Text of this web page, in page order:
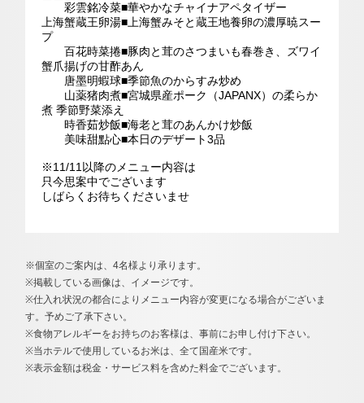
彩雲銘冷菜■華やかなチャイナアペタイザー
上海蟹蔵王卵湯■上海蟹みそと蔵王地養卵の濃厚暁スー
プ
百花時菜捲■豚肉と茸のさつまいも春巻き、ズワイ
蟹爪揚げの甘酢あん
唐墨明蝦球■季節魚のからすみ炒め
山薬猪肉煮■宮城県産ポーク（JAPANX）の柔らか
煮 季節野菜添え
時香茹炒飯■海老と茸のあんかけ炒飯
美味甜點心■本日のデザート3品
※11/11以降のメニュー内容は
只今思案中でございます
しばらくお待ちくださいませ
※個室のご案内は、4名様より承ります。
※掲載している画像は、イメージです。
※仕入れ状況の都合によりメニュー内容が変更になる場合がございま
す。予めご了承下さい。
※食物アレルギーをお持ちのお客様は、事前にお申し付け下さい。
※当ホテルで使用しているお米は、全て国産米です。
※表示金額は税金・サービス料を含めた料金でございます。